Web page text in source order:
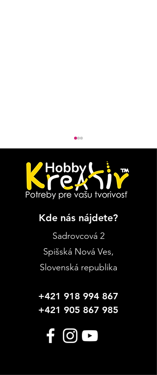
Návod: Jarné kvety v
Kde nás nájdete?
Sadrovcová 2
Spišská Nová Ves,
Slovenská republika
+421 918 994 867
+421 905 867 985